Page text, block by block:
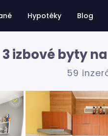
Hypotéky Blog
3 izbové byty
59